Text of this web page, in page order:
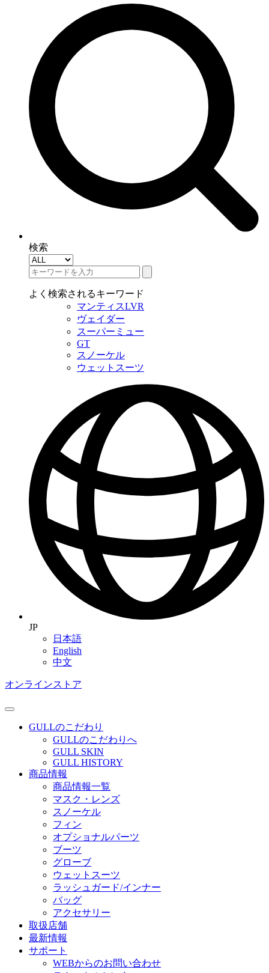
検索
よく検索されるキーワード
マンティスLVR
ヴェイダー
スーパーミュー
GT
スノーケル
ウェットスーツ
JP
日本語
English
中文
オンラインストア
GULLのこだわり
GULLのこだわりへ
GULL SKIN
GULL HISTORY
商品情報
商品情報一覧
マスク・レンズ
スノーケル
フィン
オプショナルパーツ
ブーツ
グローブ
ウェットスーツ
ラッシュガード/インナー
バッグ
アクセサリー
取扱店舗
最新情報
サポート
WEBからのお問い合わせ